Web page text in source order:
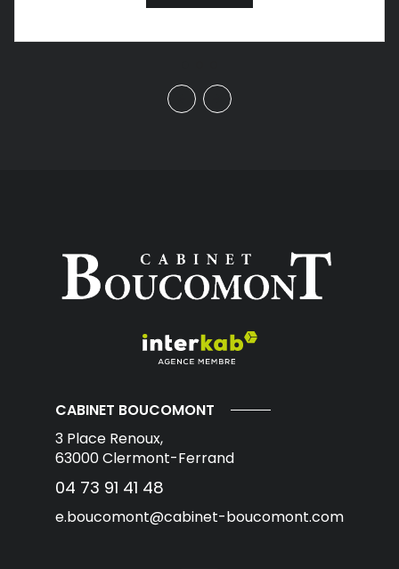
CABINET BOUCOMONT
3 Place Renoux,
63000Clermont-Ferrand
04 73 91 41 48
e.boucomont@cabinet-boucomont.com